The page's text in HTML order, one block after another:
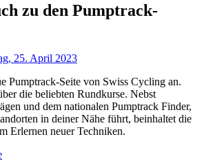
zu den Pumptrack-
25. April 2023
Pumptrack-Seite von Swiss Cycling an.
die beliebten Rundkurse. Nebst
und dem nationalen Pumptrack Finder,
in deiner Nähe führt, beinhaltet die
Erlernen neuer Techniken.